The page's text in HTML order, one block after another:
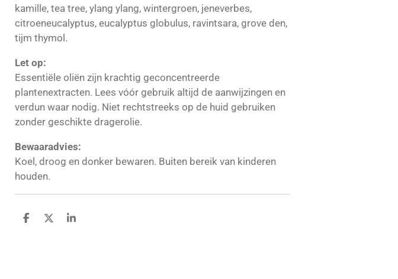
kamille, tea tree, ylang ylang, wintergroen, jeneverbes,
citroeneucalyptus, eucalyptus globulus, ravintsara, grove den,
tijm thymol.
Let op:
Essentiële oliën zijn krachtig geconcentreerde
plantenextracten. Lees vóór gebruik altijd de aanwijzingen en
verdun waar nodig. Niet rechtstreeks op de huid gebruiken
zonder geschikte dragerolie.
Bewaaradvies:
Koel, droog en donker bewaren. Buiten bereik van kinderen
houden.
D
D
S